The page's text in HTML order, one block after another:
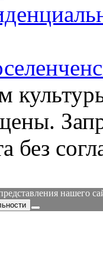
без
нашего